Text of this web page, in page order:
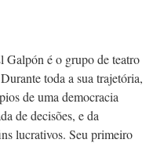
é o grupo de teatro
toda a sua trajetória,
de uma democracia
de decisões, e da
lucrativos. Seu primeiro